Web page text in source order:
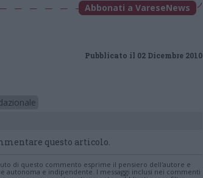
Abbonati a VareseNews
Pubblicato il 02 Dicembre 2010
questo articolo.
di questo commento esprime il pensiero dell'autore e
autonoma e indipendente. I messaggi inclusi nei commenti